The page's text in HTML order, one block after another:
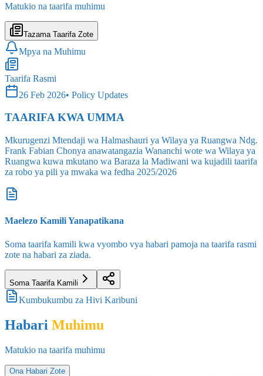
Matukio na taarifa muhimu
Tazama Taarifa Zote
Mpya na Muhimu
Taarifa Rasmi
26 Feb 2026• Policy Updates
TAARIFA KWA UMMA
Mkurugenzi Mtendaji wa Halmashauri ya Wilaya ya Ruangwa Ndg.
Frank Fabian Chonya anawatangazia Wananchi wote wa Wilaya ya
Ruangwa kuwa mkutano wa Baraza la Madiwani wa kujadili taarifa
za robo ya pili ya mwaka wa fedha 2025/2026
Maelezo Kamili Yanapatikana
Soma taarifa kamili kwa vyombo vya habari pamoja na taarifa rasmi
zote na habari za ziada.
Soma Taarifa Kamili
Kumbukumbu za Hivi Karibuni
Habari Muhimu
Matukio na taarifa muhimu
Ona Habari Zote